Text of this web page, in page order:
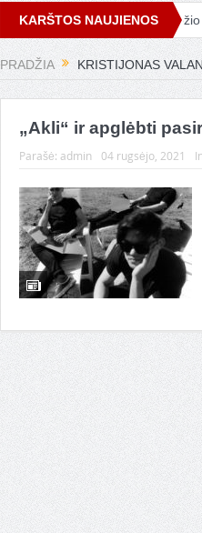
KARŠTOS NAUJIENOS
Drieso van Noteno grožio
PRADŽIA KRISTIJONAS
„Akli“ ir apglėbti
Parašė: admin 04 rugsėjo, 2021